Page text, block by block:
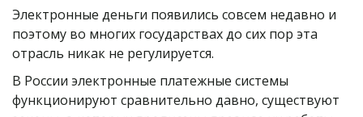
Электронные деньги появились совсем недавно и
поэтому во многих государствах до сих пор эта
отрасль никак не регулируется.
В России электронные платежные системы
функционируют сравнительно давно, существуют